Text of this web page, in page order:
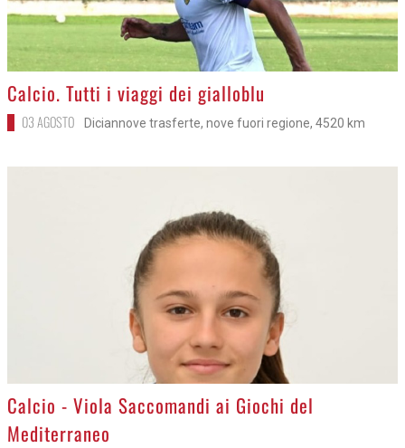
>
Calcio. Tutti i viaggi dei gialloblu
03 AGOSTO Diciannove trasferte, nove fuori regione, 4520 km
>
Calcio - Viola Saccomandi ai Giochi del
Mediterraneo